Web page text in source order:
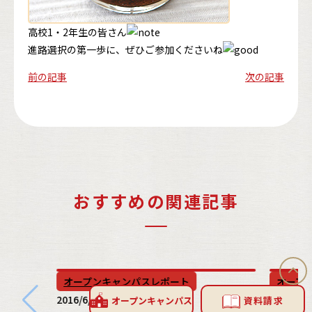
オープンキャンパス 資料請求
高校1・2年生の皆さん
進路選択の第一歩に、ぜひご参加くださいね
次の記事
前の記事
おすすめの関連記事
オープンキャンパスレポート
2016/6/07
オープ
2017/5/